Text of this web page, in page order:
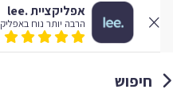
אפליקציית .lee
הרבה יותר נוח באפליקציה
חיפוש